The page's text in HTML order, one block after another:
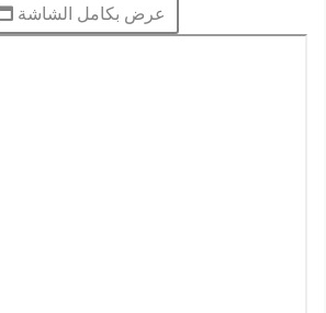
عرض بكامل الشاشة